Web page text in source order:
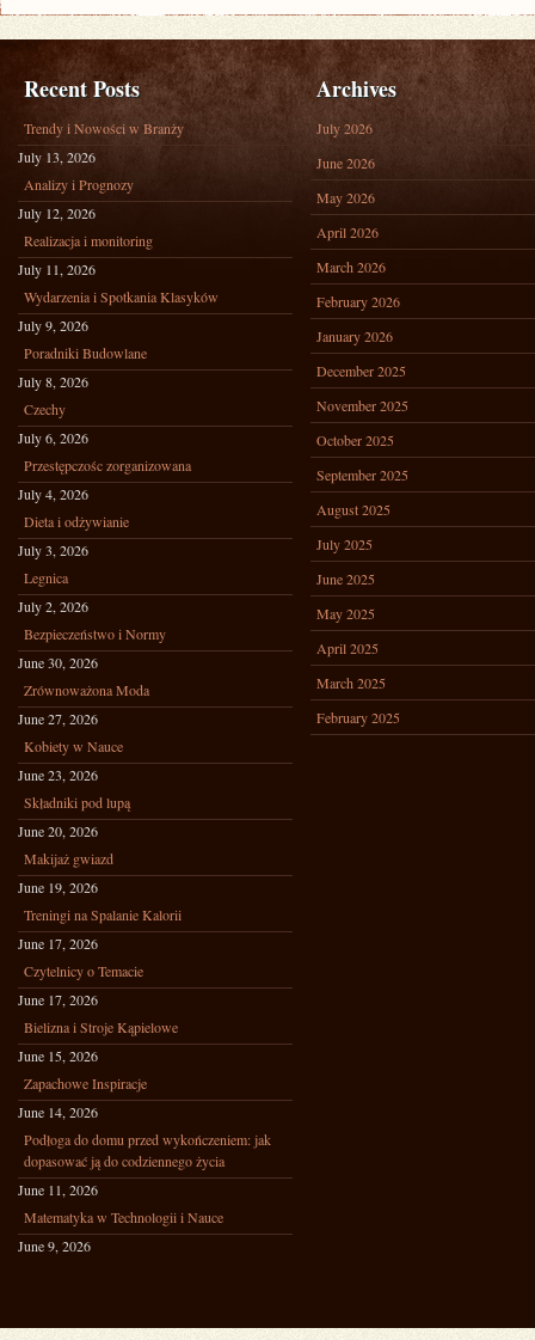
Recent Posts
Trendy i Nowości w Branży
July 13, 2026
Analizy i Prognozy
July 12, 2026
Realizacja i monitoring
July 11, 2026
Wydarzenia i Spotkania Klasyków
July 9, 2026
Poradniki Budowlane
July 8, 2026
Czechy
July 6, 2026
Przestępczośc zorganizowana
July 4, 2026
Dieta i odżywianie
July 3, 2026
Legnica
July 2, 2026
Bezpieczeństwo i Normy
June 30, 2026
Zrównoważona Moda
June 27, 2026
Kobiety w Nauce
June 23, 2026
Składniki pod lupą
June 20, 2026
Makijaż gwiazd
June 19, 2026
Treningi na Spalanie Kalorii
June 17, 2026
Czytelnicy o Temacie
June 17, 2026
Bielizna i Stroje Kąpielowe
June 15, 2026
Zapachowe Inspiracje
June 14, 2026
Podłoga do domu przed wykończeniem: jak
dopasować ją do codziennego życia
June 11, 2026
Matematyka w Technologii i Nauce
June 9, 2026
Archives
July 2026
June 2026
May 2026
April 2026
March 2026
February 2026
January 2026
December 2025
November 2025
October 2025
September 2025
August 2025
July 2025
June 2025
May 2025
April 2025
March 2025
February 2025